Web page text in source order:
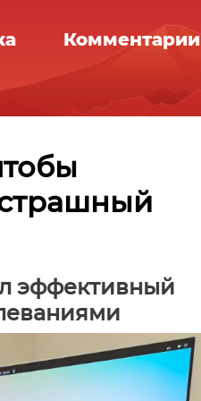
Комментарии
эффективный